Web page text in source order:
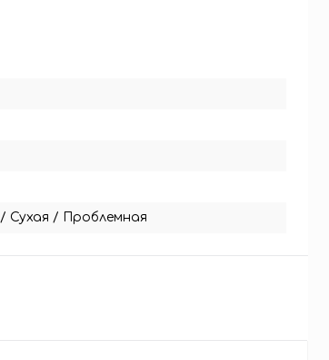
/ Сухая / Проблемная